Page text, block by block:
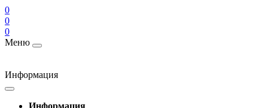
0
0
0
Меню
Информация
Информация